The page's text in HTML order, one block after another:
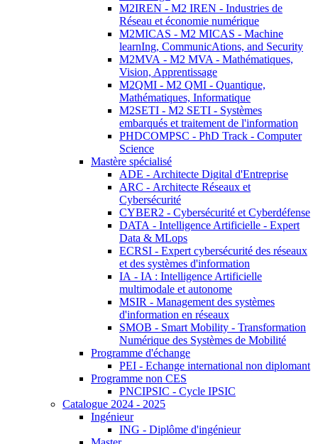
M2IREN - M2 IREN - Industries de
Réseau et économie numérique
M2MICAS - M2 MICAS - Machine
learnIng, CommunicAtions, and Security
M2MVA - M2 MVA - Mathématiques,
Vision, Apprentissage
M2QMI - M2 QMI - Quantique,
Mathématiques, Informatique
M2SETI - M2 SETI - Systèmes
embarqués et traitement de l'information
PHDCOMPSC - PhD Track - Computer
Science
Mastère spécialisé
ADE - Architecte Digital d'Entreprise
ARC - Architecte Réseaux et
Cybersécurité
CYBER2 - Cybersécurité et Cyberdéfense
DATA - Intelligence Artificielle - Expert
Data & MLops
ECRSI - Expert cybersécurité des réseaux
et des systèmes d'information
IA - IA : Intelligence Artificielle
multimodale et autonome
MSIR - Management des systèmes
d'information en réseaux
SMOB - Smart Mobility - Transformation
Numérique des Systèmes de Mobilité
Programme d'échange
PEI - Echange international non diplomant
Programme non CES
PNCIPSIC - Cycle IPSIC
Catalogue 2024 - 2025
Ingénieur
ING - Diplôme d'ingénieur